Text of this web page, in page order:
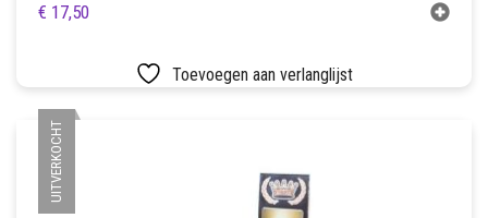
€ 17,50
Toevoegen aan verlanglijst
UITVERKOCHT